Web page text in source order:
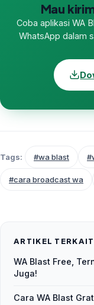
Mau
Coba aplikasi WA
WhatsApp dalam
Tags: #wa blast
#cara broadcast wa
ARTIKEL TERKAIT
WA Blast Free,
Juga!
Cara WA Blast